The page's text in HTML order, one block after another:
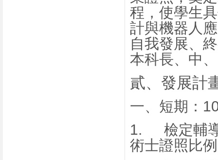
程，使學生
計與機器人
自我發展、
本科長、中
貳、 發展計
一、 短期：
1.
檢定輔
術士證照比